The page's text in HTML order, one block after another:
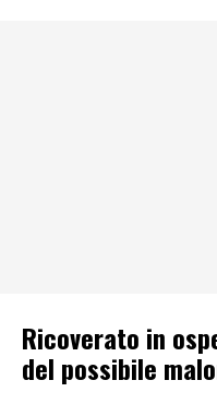
Ricoverato in
del possibile